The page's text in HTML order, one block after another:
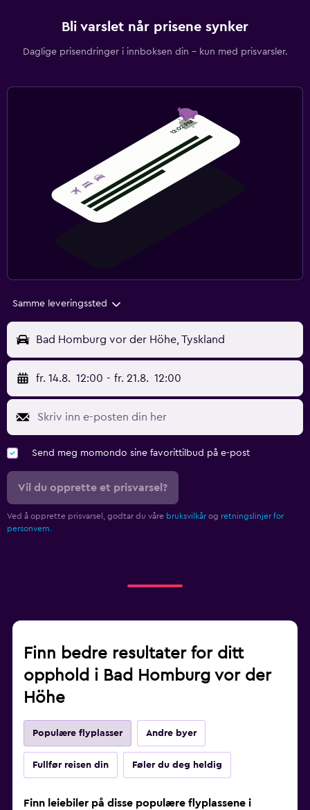
Bli varslet når prisene synker
Daglige prisendringer i innboksen din – kun med prisvarsler.
Samme leveringssted
Bad Homburg vor der Höhe, Tyskland
fr. 14.8. 12:00 - fr. 21.8. 12:00
Send meg momondo sine favorittilbud på e-post
Vil du opprette et prisvarsel?
Ved å opprette prisvarsel, godtar du våre bruksvilkår og retningslinjer for
personvern.
Finn bedre resultater for ditt
opphold i Bad Homburg vor der
Höhe
Populære flyplasser Andre byer
Fullfør reisen din Føler du deg heldig
Finn leiebiler på disse populære flyplassene i